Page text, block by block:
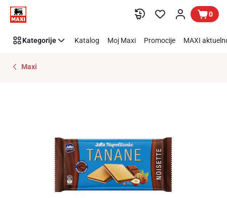
Preskoči link 0
Kategorije Katalog Moj Maxi Promocije MAXI
Maxi